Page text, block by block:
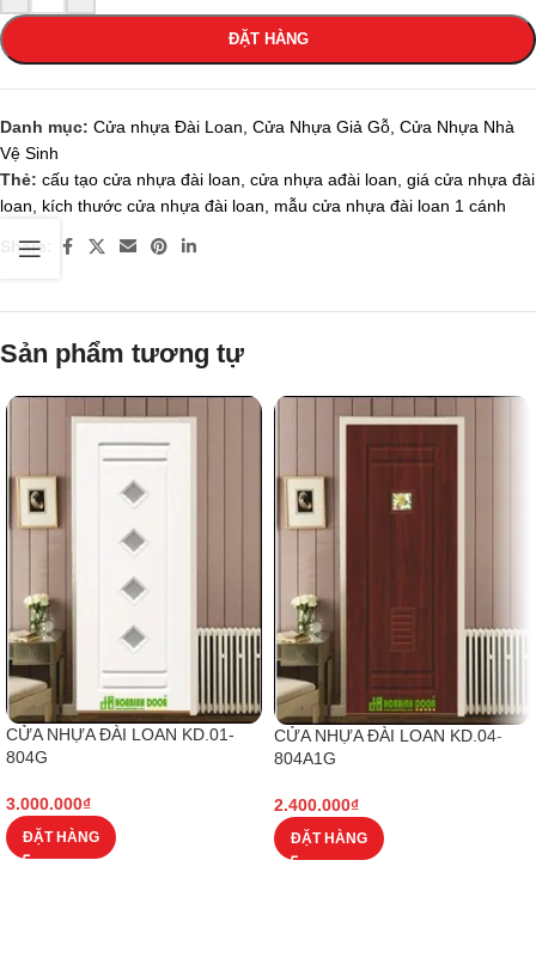
ĐẶT HÀNG
Danh mục: Cửa nhựa Đài Loan Cửa Nhựa Giả Gỗ Cửa Nhựa Nhà
Vệ Sinh
Thẻ: cấu tạo cửa nhựa đài loan cửa nhựa ađài loan giá cửa nhựa đài
loan
kích thước cửa nhựa đài loan mẫu cửa nhựa đài loan 1 cánh
Share:
Sản phẩm tương tự
CỬA NHỰA ĐÀI LOAN KD.01-
804G
3.000.000₫
ĐẶT HÀNG
CỬA NHỰA ĐÀI LOAN KD.04-
804A1G
2.400.000₫
ĐẶT HÀNG